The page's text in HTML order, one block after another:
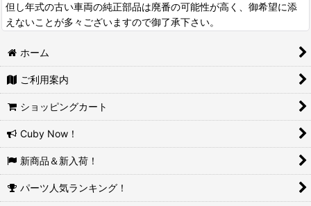
但し年式の古い車両の純正部品は廃番の可能性が高く、御希望に添
えないことが多々ございますので御了承下さい。
ホーム
ご利用案内
ショッピングカート
Cuby Now！
新商品＆新入荷！
パーツ人気ランキング！